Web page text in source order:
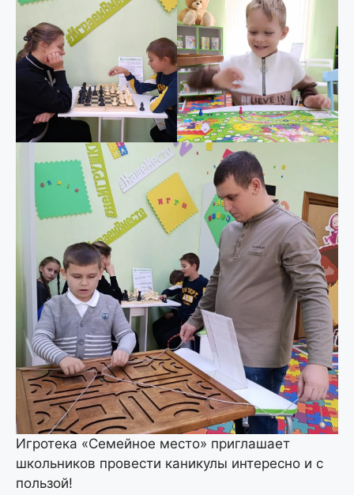
Игротека «Семейное место» приглашает
школьников провести каникулы интересно и с
пользой!